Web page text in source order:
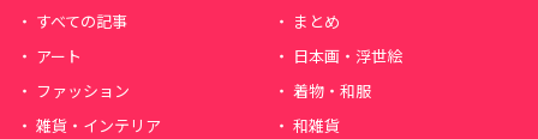
すべての記事
まとめ
アート
日本画・浮世絵
ファッション
着物・和服
雑貨・インテリア
和雑貨